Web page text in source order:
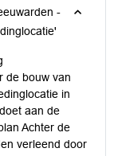
-
de bouw van
in
aan de
Achter de
verleend door